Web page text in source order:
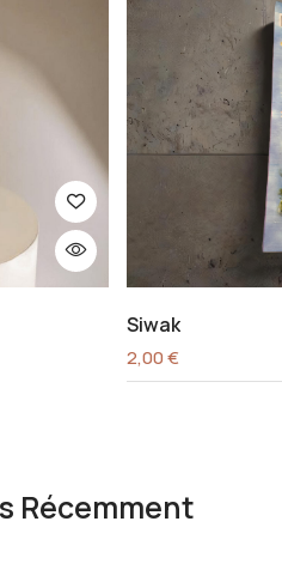
Siwak
2,00€
Récemment